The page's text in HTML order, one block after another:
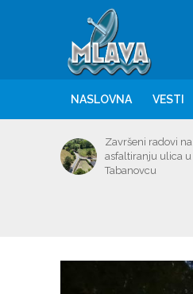
NASLOVNA VESTI
Završeni radovi na
asfaltiranju ulica u
Tabanovcu